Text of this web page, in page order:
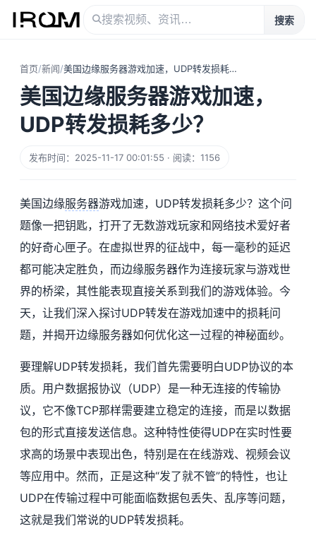
搜索
首页/新闻/ 美国边缘服务器游戏加速，UDP转发损耗多少？
美国边缘服务器游戏加速，
UDP转发损耗多少？
发布时间：2025-11-17 00:01:55 · 阅读：1156
美国边缘服务器游戏加速，UDP转发损耗多少？这个问
题像一把钥匙，打开了无数游戏玩家和网络技术爱好者
的好奇心匣子。在虚拟世界的征战中，每一毫秒的延迟
都可能决定胜负，而边缘服务器作为连接玩家与游戏世
界的桥梁，其性能表现直接关系到我们的游戏体验。今
天，让我们深入探讨UDP转发在游戏加速中的损耗问
题，并揭开边缘服务器如何优化这一过程的神秘面纱。
要理解UDP转发损耗，我们首先需要明白UDP协议的本
质。用户数据报协议（UDP）是一种无连接的传输协
议，它不像TCP那样需要建立稳定的连接，而是以数据
包的形式直接发送信息。这种特性使得UDP在实时性要
求高的场景中表现出色，特别是在在线游戏、视频会议
等应用中。然而，正是这种“发了就不管”的特性，也让
UDP在传输过程中可能面临数据包丢失、乱序等问题，
这就是我们常说的UDP转发损耗。